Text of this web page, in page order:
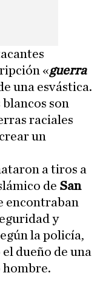
«guerra
una esvástica.
son
raciales
un
a tiros a
de San
encontraban
y
la policía,
dueño de una
hombre.